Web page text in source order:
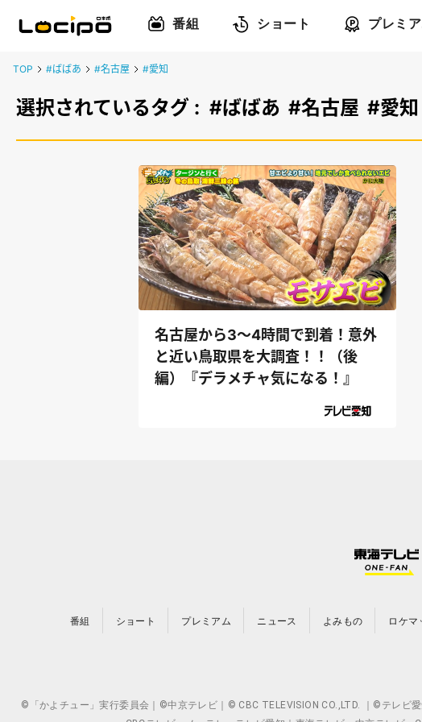
番組 ショート プレミ
TOP #ばばあ #名古屋 #愛知
選択されているタグ : #ばばあ #名古屋 #愛知
名古屋から3～4時間で到着！意外
と近い鳥取県を大調査！！（後
編）『デラメチャ気になる！』
番組 ショート プレミアム ニュース よみもの ロケマ
©「かよチュー」実行委員会｜©中京テレビ｜© CBC TELEVISION CO.,LTD. ｜©テレ